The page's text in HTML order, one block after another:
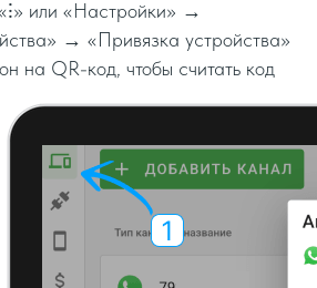
или «Настройки» →
→ «Привязка устройства»
на QR-код, чтобы считать код